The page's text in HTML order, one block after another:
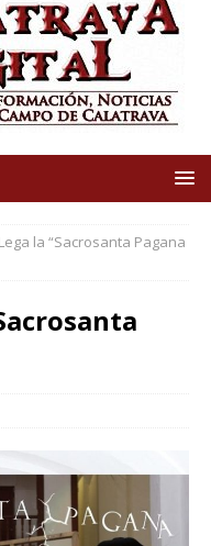
la “Sacrosanta Pagana